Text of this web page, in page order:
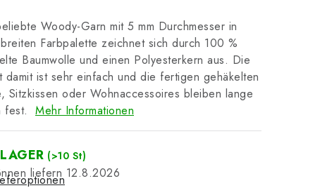
Woody-Garn mit 5 mm Durchmesser in
Farbpalette zeichnet sich durch 100 %
Baumwolle und einen Polyesterkern aus. Die
damit ist sehr einfach und die fertigen gehäkelten
Sitzkissen oder Wohnaccessoires bleiben lange
fest. Mehr Informationen
(>10 St)
12.8.2026